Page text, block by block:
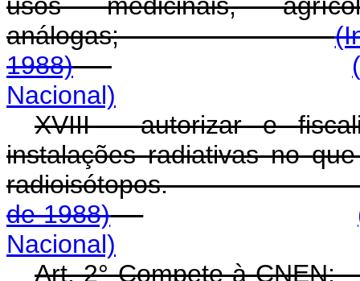
análogas;
1988)
Nacional)
XVIII - autorizar e
instalações radiativas no
de 1988)
Nacional)
Art. 2°